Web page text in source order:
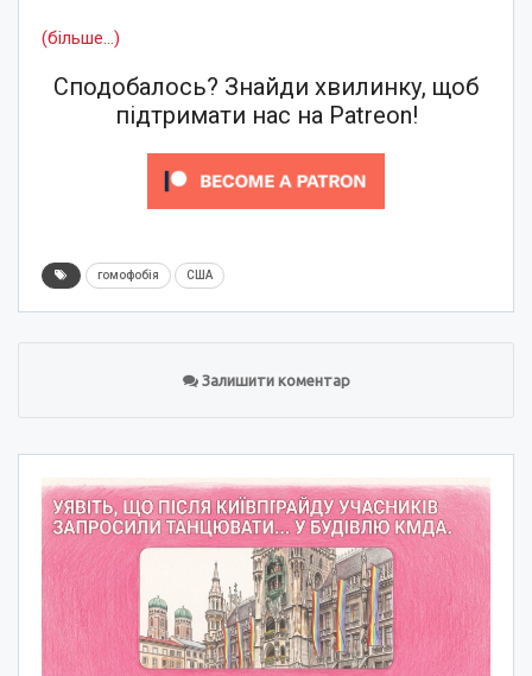
(більше…)
Сподобалось? Знайди хвилинку, щоб
підтримати нас на Patreon!
гомофобія США
Залишити коментар